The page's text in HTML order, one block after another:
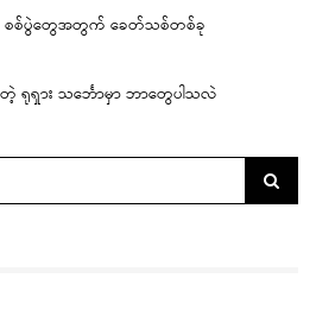
စစ်ပွဲတွေအတွက် ခေတ်သစ်တစ်ခု
တဲ့ ရုရှား သင်္ဘောမှာ ဘာတွေပါသလဲ